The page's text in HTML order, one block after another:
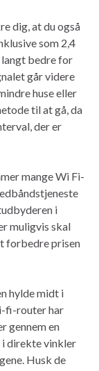
dig, at du også
som 2,4
bedre for
går videre
huse eller
til at gå, da
der er
mange Wi Fi-
i
muligvis skal
forbedre prisen
hylde midt i
fi-router har
gennem en
direkte vinkler
Husk de